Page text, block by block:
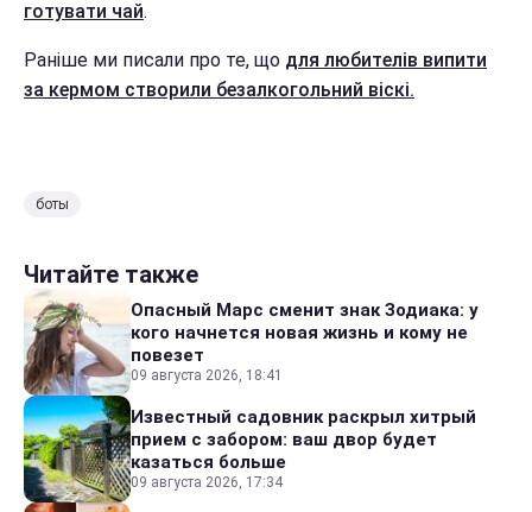
готувати чай.
Раніше ми писали про те, що для любителів випити
за кермом створили безалкогольний віскі.
боты
Читайте также
Опасный Марс сменит знак Зодиака: у
кого начнется новая жизнь и кому не
повезет
09 августа 2026, 18:41
Известный садовник раскрыл хитрый
прием с забором: ваш двор будет
казаться больше
09 августа 2026, 17:34